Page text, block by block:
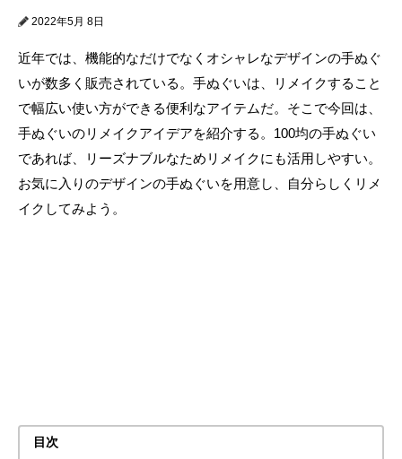
2022年5月 8日
近年では、機能的なだけでなくオシャレなデザインの手ぬぐ
いが数多く販売されている。手ぬぐいは、リメイクすること
で幅広い使い方ができる便利なアイテムだ。そこで今回は、
手ぬぐいのリメイクアイデアを紹介する。100均の手ぬぐい
であれば、リーズナブルなためリメイクにも活用しやすい。
お気に入りのデザインの手ぬぐいを用意し、自分らしくリメ
イクしてみよう。
目次